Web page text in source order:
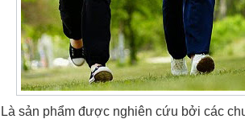
Là sản phẩm được nghiên cứu bởi các